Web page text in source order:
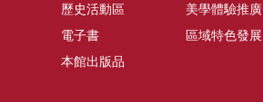
歷史活動區
電子書
本館出版品
美學體驗推廣
區域特色發展